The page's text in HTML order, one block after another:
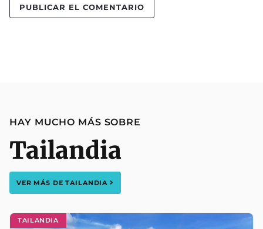
HAY MUCHO MÁS SOBRE
Tailandia
VER MÁS DETAILANDIA
TAILANDIA